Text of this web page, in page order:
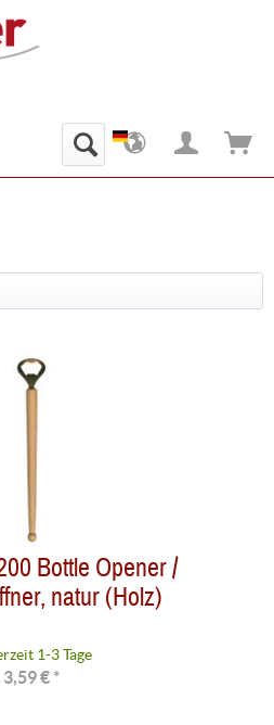
Bottle Opener /
natur (Holz)
1-3 Tage
3,59 € *